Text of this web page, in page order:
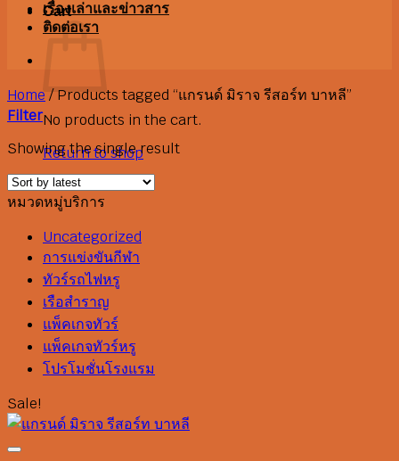
Cart
No products in the cart.
Return to shop
เรื่องเล่าและข่าวสาร
ติดต่อเรา
Home /Products tagged “แกรนด์ มิราจ รีสอร์ท บาหลี”
Filter
Showing the single result
หมวดหมู่บริการ
Uncategorized
การแข่งขันกีฬา
ทัวร์รถไฟหรู
เรือสำราญ
แพ็คเกจทัวร์
แพ็คเกจทัวร์หรู
โปรโมชั่นโรงแรม
Sale!